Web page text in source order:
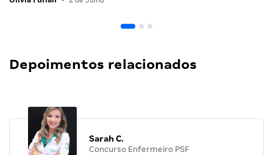
Depoimentos relacionados
Sarah C.
Concurso Enfermeiro PSF